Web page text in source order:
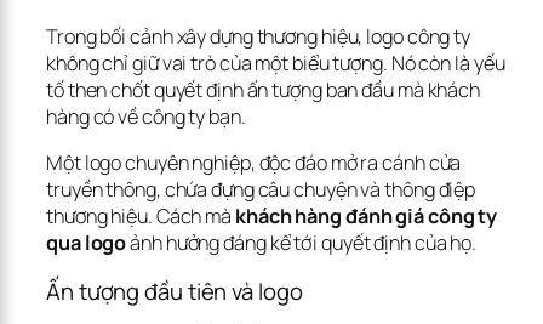
Trong bối cảnh xây dựng thương hiệu, logo công ty
không chỉ giữ vai trò của một biểu tượng. Nó còn là yếu
tố then chốt quyết định ấn tượng ban đầu mà khách
hàng có về công ty bạn.
Một logo chuyên nghiệp, độc đáo mở ra cánh cửa
truyền thông, chứa đựng câu chuyện và thông điệp
thương hiệu. Cách mà khách hàng đánh giá công ty
qua logo ảnh hưởng đáng kể tới quyết định của họ.
Ấn tượng đầu tiên và logo